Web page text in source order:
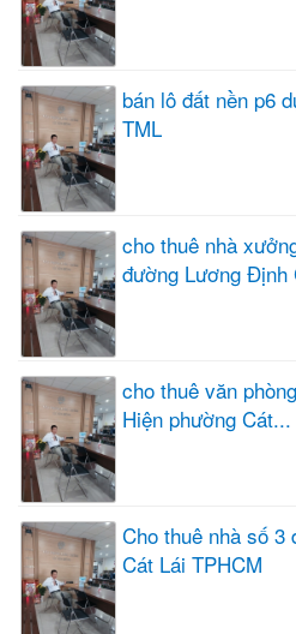
bán lô đất nền p6
TML
cho thuê nhà
đường Lương Định
cho thuê văn
Hiện phường Cát...
Cho thuê nhà số 3
Cát Lái TPHCM